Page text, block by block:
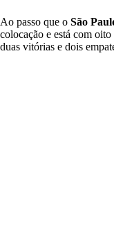
Ao passo que o São
colocação e está com
duas vitórias e dois